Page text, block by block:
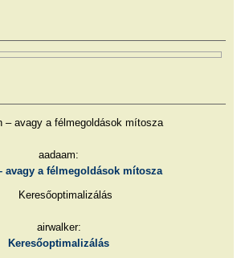
aadaam:
avagy a félmegoldások mítosza
airwalker:
Keresőoptimalizálás